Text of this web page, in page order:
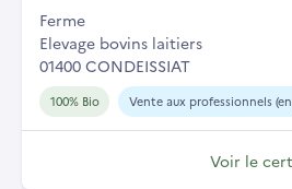
Ferme
Elevage bovins laitiers
01400 CONDEISSIAT
100% Bio Vente aux professionnels
Voir le